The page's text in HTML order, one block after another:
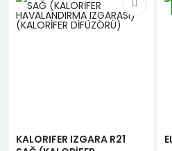
KALORIFER IZGARA R21